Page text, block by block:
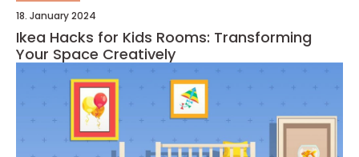
18. January 2024
Ikea Hacks for Kids Rooms: Transforming
Your Space Creatively